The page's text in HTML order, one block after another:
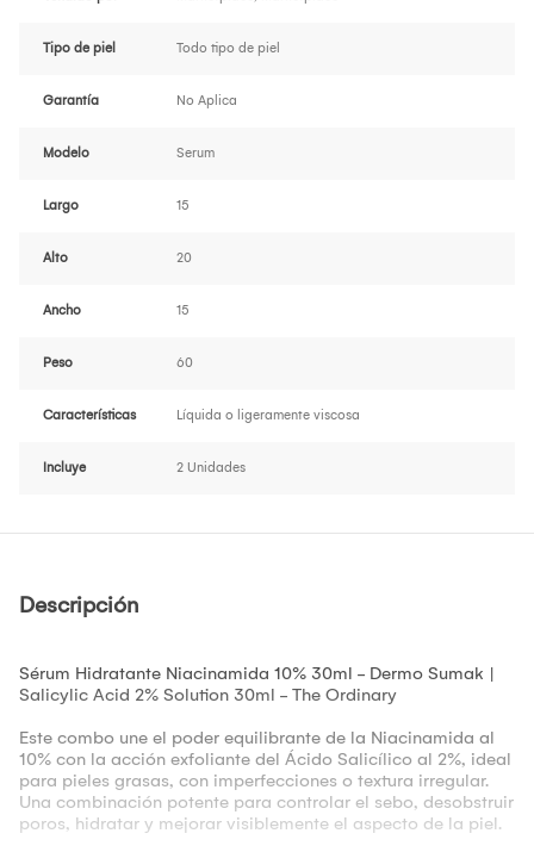
Tipo de piel Todo tipo de piel
Garantía No Aplica
Modelo Serum
Largo 15
Alto 20
Ancho 15
Peso 60
Características Líquida o ligeramente viscosa
Incluye 2 Unidades
Descripción
Sérum Hidratante Niacinamida 10% 30ml - Dermo Sumak |
Salicylic Acid 2% Solution 30ml - The Ordinary
Este combo une el poder equilibrante de la Niacinamida al
10% con la acción exfoliante del Ácido Salicílico al 2%, ideal
para pieles grasas, con imperfecciones o textura irregular.
Una combinación potente para controlar el sebo, desobstruir
poros, hidratar y mejorar visiblemente el aspecto de la piel.